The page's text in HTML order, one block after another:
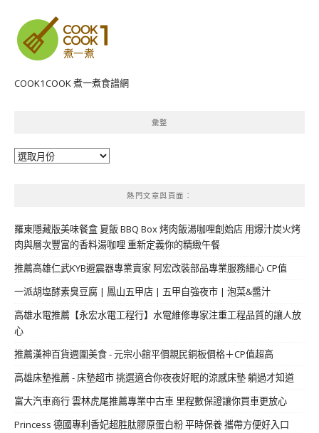
COOK1COOK 煮一煮食譜網
彙整
彙
熱門文章與頁面︰
羅東隱藏版美味餐盒 夏飯 BBQ Box 烤肉飯湯咖哩創始店 用爆汁炭火烤
肉與層次豐富的香料湯咖哩 重新定義你的精緻午餐
推薦高雄仁武KYB避震器專業賣家 阿宏改裝部品專業服務細心 CP值
一派胡塩酵素臭豆腐 | 鳳山五甲店 | 五甲自強夜市 | 泡菜&醬汁
高雄水電推薦【永宏水電工程行】水電維修專家注重工程品質的讓人放
心
推薦漢神百貨週圍美食 - 元宗小館平價親民銅板價格＋CP值超高
高雄床墊推薦 - 床墊超市 挑選適合你夜夜好眠的涼感床墊 躺過才知道
富大汽車商行 雲林虎尾推薦專業中古車 里程數保證讓你買車更放心
Princess 德國專利香妃超胜肽膠原蛋白粉 平時保養 攜帶方便好入口